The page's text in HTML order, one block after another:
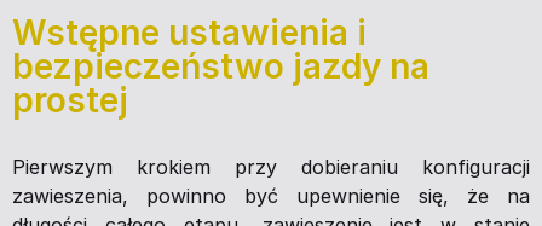
Wstępne ustawienia i
bezpieczeństwo jazdy na
prostej
Pierwszym krokiem przy dobieraniu konfiguracji
zawieszenia, powinno być upewnienie się, że na